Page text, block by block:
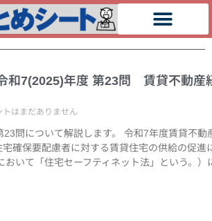
和7(2025)年度 第23問 賃貸不動産
トはまだありません
23問について解説します。 令和7年度賃貸不動
確保要配慮者に対する賃貸住宅の供給の促進
おいて「住宅セーフティネット法」という。）